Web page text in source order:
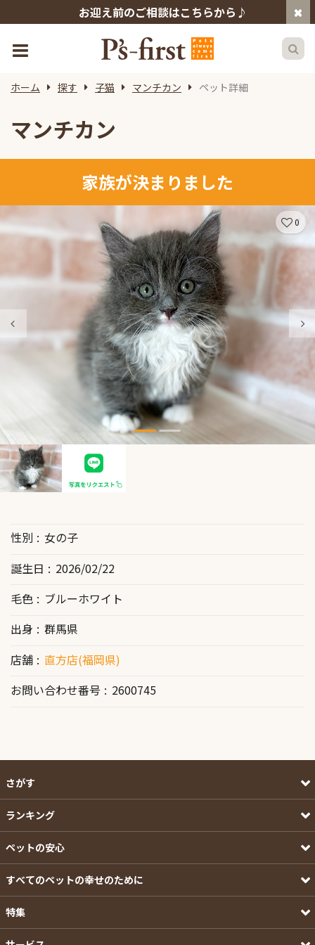
お迎え前のご相談はこちらから♪
ホーム 探す 子猫 マンチカン ペット詳細
マンチカン
家族が決まりました
0
性別
女の子
誕生日
2026/02/22
毛色
ブルーホワイト
出身
群馬県
店舗
直方店(福岡県)
お問い合わせ番号
2600745
さがす
ランキング
ペットの安心
すべてのペットの幸せのために
特集